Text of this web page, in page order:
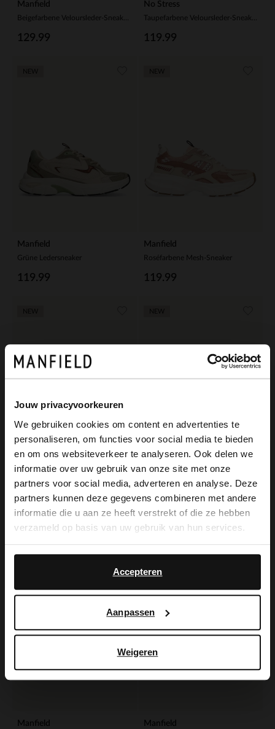
Jouw privacyvoorkeuren
We gebruiken cookies om content en advertenties te
personaliseren, om functies voor social media te bieden
en om ons websiteverkeer te analyseren. Ook delen we
informatie over uw gebruik van onze site met onze
partners voor social media, adverteren en analyse. Deze
partners kunnen deze gegevens combineren met andere
informatie die u aan ze heeft verstrekt of die ze hebben
verzameld op basis van uw gebruik van hun services.
Accepteren
Aanpassen
Weigeren
Manfield
129.99
No Stress
119.99
Manfield
Grüne Ledersneaker
119.99
Manfield
Roséfarbene Mesh-Sneaker
119.99
Manfield
Weiße Ledersneaker
119.99
Manfield
Beigefarbene Veloursleder-Sneaker
119.99
Manfield Manfield
×
View this website in English?
It looks like your language isn't Dutch. Would
you like to switch to English?
English